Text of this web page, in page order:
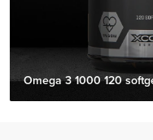
Omega 3 1000 120